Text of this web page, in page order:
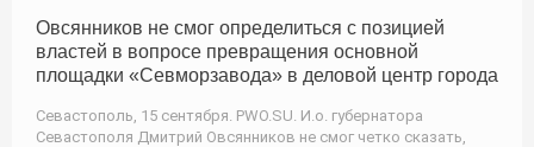
Овсянников не смог определиться с позицией
властей в вопросе превращения основной
площадки «Севморзавода» в деловой центр города
Севастополь, 15 сентября. PWO.SU. И.о. губернатора
Севастополя Дмитрий Овсянников не смог четко сказать,